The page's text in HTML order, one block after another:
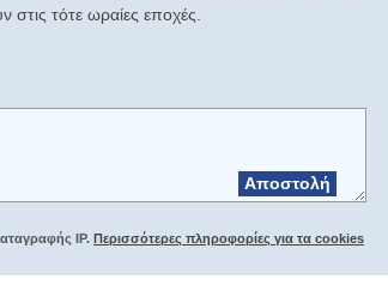
τότε ωραίες εποχές.
Αποστολή
IP. Περισσότερες πληροφορίες για τα cookies